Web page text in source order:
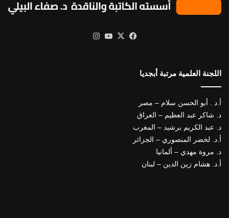
فيسبوك
X يوتيوب
اللجنة العلمية مرتبة أبجديا
أ.د . أبو الحسن سلام – مصر
د. شاكر عبد العظيم – العراق
د. عبد الكريم برشيد – المغرب
أ.د. لخضر المنصوري – الجزائر
د. مروة مهدي – ألمانيا
أ.د. هشام زين الدين – لبنان